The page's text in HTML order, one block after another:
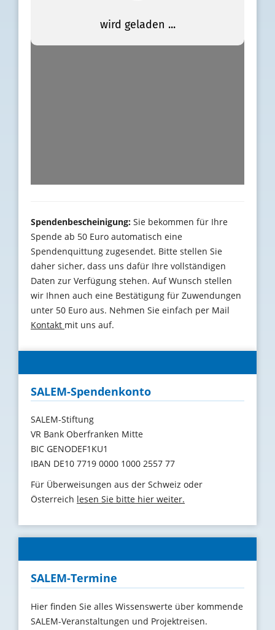
Spendenbescheinigung: Sie bekommen für Ihre
Spende ab 50 Euro automatisch eine
Spendenquittung zugesendet. Bitte stellen Sie
daher sicher, dass uns dafür Ihre vollständigen
Daten zur Verfügung stehen. Auf Wunsch stellen
wir Ihnen auch eine Bestätigung für Zuwendungen
unter 50 Euro aus. Nehmen Sie einfach per Mail
Kontakt mit uns auf.
SALEM-Spendenkonto
SALEM-Stiftung
VR Bank Oberfranken Mitte
BIC GENODEF1KU1
IBAN DE10 7719 0000 1000 2557 77
Für Überweisungen aus der Schweiz oder
Österreich lesen Sie bitte hier weiter.
SALEM-Termine
Hier finden Sie alles Wissenswerte über kommende
SALEM-Veranstaltungen und Projektreisen.